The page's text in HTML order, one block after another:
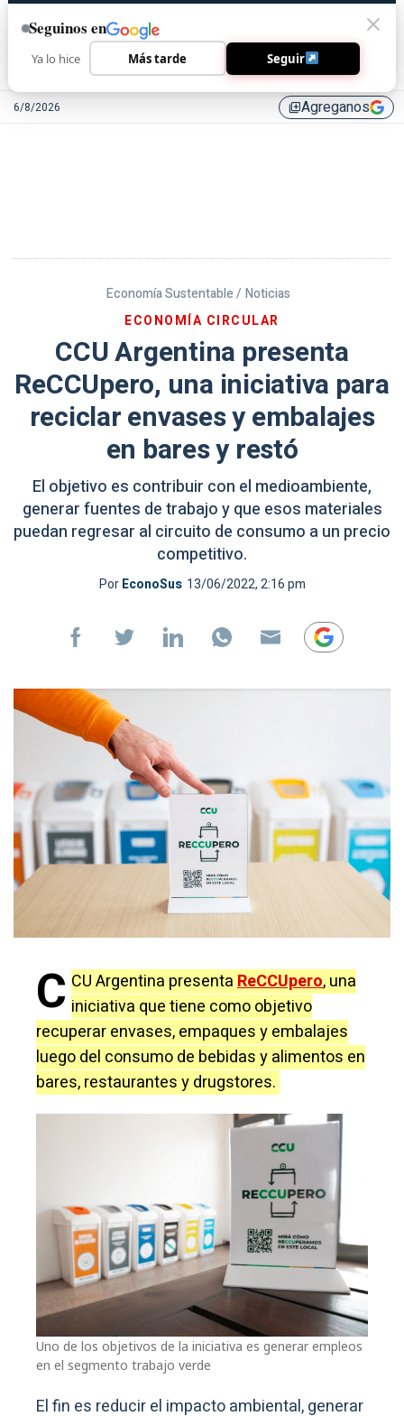
6/8/2026 library_addAgreganos
Economía Sustentable / Noticias
ECONOMÍA CIRCULAR
CCU Argentina presenta
ReCCUpero, una iniciativa para
reciclar envases y embalajes
en bares y restó
El objetivo es contribuir con el medioambiente,
generar fuentes de trabajo y que esos materiales
puedan regresar al circuito de consumo a un precio
competitivo.
PorEconoSus 13/06/2022, 2:16 pm
C CU Argentina presentaReCCUpero, una
iniciativa que tiene como objetivo
recuperar envases, empaques y embalajes
luego del consumo de bebidas y alimentos en
bares, restaurantes y drugstores.
Uno de los objetivos de la iniciativa es generar empleos
en el segmento trabajo verde
El fin es reducir el impacto ambiental, generar
Seguinos en
Ya lo hice Más tarde Seguir